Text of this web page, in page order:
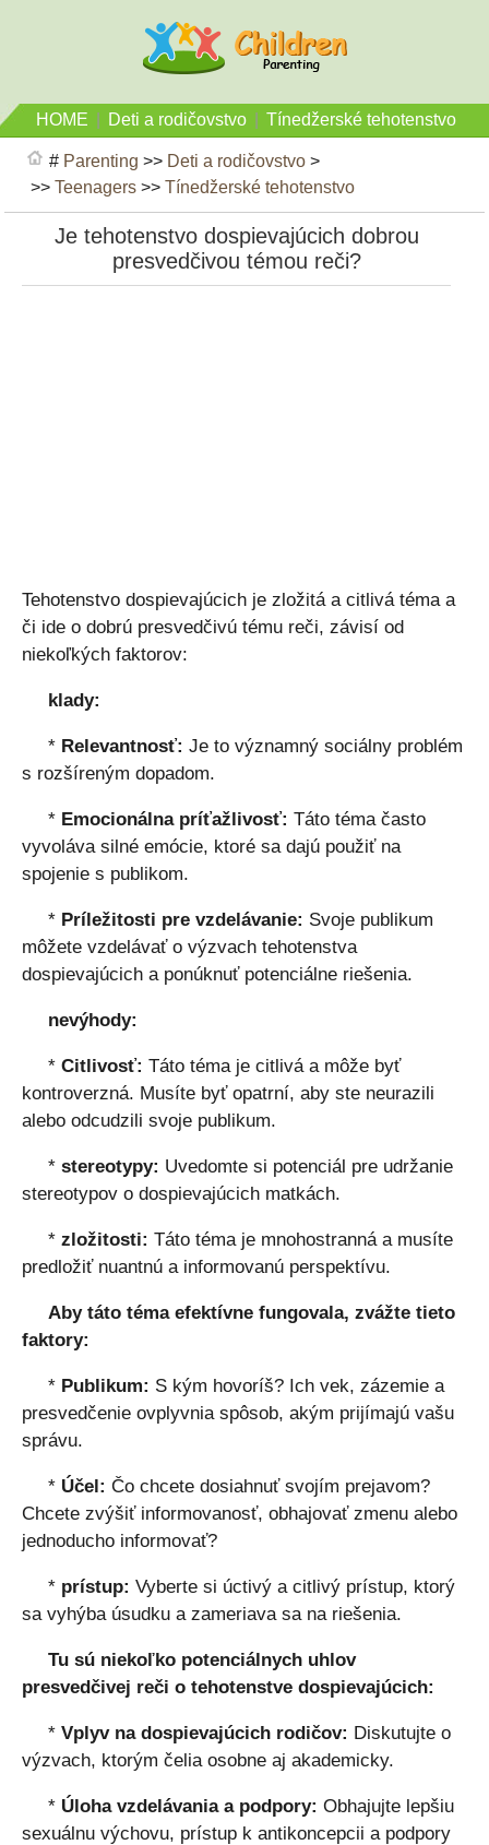
HOME Deti a rodičovstvo Tínedžerské tehotenstvo
# Parenting >> Deti a rodičovstvo >
>>Teenagers >>Tínedžerské tehotenstvo
Je tehotenstvo dospievajúcich dobrou
presvedčivou témou reči?
Tehotenstvo dospievajúcich je zložitá a citlivá téma a
či ide o dobrú presvedčivú tému reči, závisí od
niekoľkých faktorov:
klady:
* Relevantnosť: Je to významný sociálny problém
s rozšíreným dopadom.
* Emocionálna príťažlivosť: Táto téma často
vyvoláva silné emócie, ktoré sa dajú použiť na
spojenie s publikom.
* Príležitosti pre vzdelávanie: Svoje publikum
môžete vzdelávať o výzvach tehotenstva
dospievajúcich a ponúknuť potenciálne riešenia.
nevýhody:
* Citlivosť: Táto téma je citlivá a môže byť
kontroverzná. Musíte byť opatrní, aby ste neurazili
alebo odcudzili svoje publikum.
* stereotypy: Uvedomte si potenciál pre udržanie
stereotypov o dospievajúcich matkách.
* zložitosti: Táto téma je mnohostranná a musíte
predložiť nuantnú a informovanú perspektívu.
Aby táto téma efektívne fungovala, zvážte tieto
faktory:
* Publikum: S kým hovoríš? Ich vek, zázemie a
presvedčenie ovplyvnia spôsob, akým prijímajú vašu
správu.
* Účel: Čo chcete dosiahnuť svojím prejavom?
Chcete zvýšiť informovanosť, obhajovať zmenu alebo
jednoducho informovať?
* prístup: Vyberte si úctivý a citlivý prístup, ktorý
sa vyhýba úsudku a zameriava sa na riešenia.
Tu sú niekoľko potenciálnych uhlov
presvedčivej reči o tehotenstve dospievajúcich:
* Vplyv na dospievajúcich rodičov: Diskutujte o
výzvach, ktorým čelia osobne aj akademicky.
* Úloha vzdelávania a podpory: Obhajujte lepšiu
sexuálnu výchovu, prístup k antikoncepcii a podpory